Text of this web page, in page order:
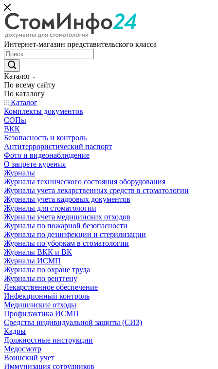
Интернет-магазин представительского класса
Каталог
По всему сайту
По каталогу
Каталог
Комплекты документов
СОПы
ВКК
Безопасность и контроль
Антитеррористический паспорт
Фото и видеонаблюдение
О запрете курения
Журналы
Журналы технического состояния оборудования
Журналы учета лекарственных средств в стоматологии
Журналы учета кадровых документов
Журналы для стоматологии
Журналы учета медицинских отходов
Журналы по пожарной безопасности
Журналы по дезинфекции и стерилизации
Журналы по уборкам в стоматологии
Журналы ВКК и ВК
Журналы ИСМП
Журналы по охране труда
Журналы по рентгену
Лекарственное обеспечение
Инфекционный контроль
Медицинские отходы
Профилактика ИСМП
Средства индивидуальной защиты (СИЗ)
Кадры
Должностные инструкции
Медосмотр
Воинский учет
Иммунизация сотрудников